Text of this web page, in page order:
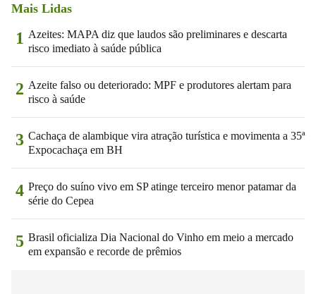
Mais Lidas
1 Azeites: MAPA diz que laudos são preliminares e descarta
risco imediato à saúde pública
2 Azeite falso ou deteriorado: MPF e produtores alertam para
risco à saúde
3 Cachaça de alambique vira atração turística e movimenta a 35ª
Expocachaça em BH
4 Preço do suíno vivo em SP atinge terceiro menor patamar da
série do Cepea
5 Brasil oficializa Dia Nacional do Vinho em meio a mercado
em expansão e recorde de prêmios